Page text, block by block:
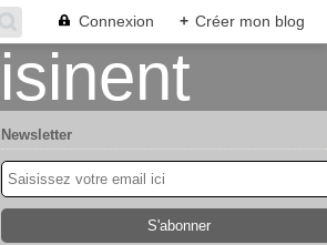
Connexion + Créer mon blog
Newsletter